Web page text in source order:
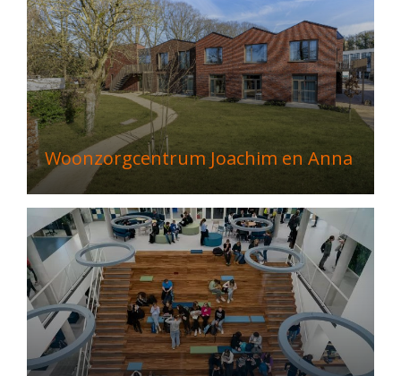
Woonzorgcentrum Joachim en Anna